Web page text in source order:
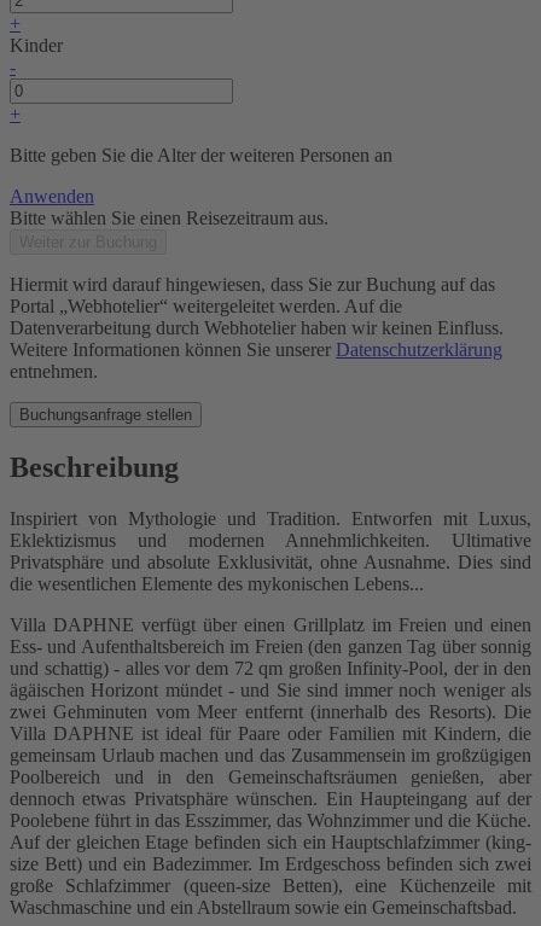
+
Kinder
-
+
Bitte geben Sie die Alter der weiteren Personen an
Anwenden
Bitte wählen Sie einen Reisezeitraum aus.
Hiermit wird darauf hingewiesen, dass Sie zur Buchung auf das
Portal „Webhotelier“ weitergeleitet werden. Auf die
Datenverarbeitung durch Webhotelier haben wir keinen Einfluss.
Weitere Informationen können Sie unserer Datenschutzerklärung
entnehmen.
Buchungsanfrage stellen
Beschreibung
Inspiriert von Mythologie und Tradition. Entworfen mit Luxus,
Eklektizismus und modernen Annehmlichkeiten. Ultimative
Privatsphäre und absolute Exklusivität, ohne Ausnahme. Dies sind
die wesentlichen Elemente des mykonischen Lebens...
Villa DAPHNE verfügt über einen Grillplatz im Freien und einen
Ess- und Aufenthaltsbereich im Freien (den ganzen Tag über sonnig
und schattig) - alles vor dem 72 qm großen Infinity-Pool, der in den
ägäischen Horizont mündet - und Sie sind immer noch weniger als
zwei Gehminuten vom Meer entfernt (innerhalb des Resorts). Die
Villa DAPHNE ist ideal für Paare oder Familien mit Kindern, die
gemeinsam Urlaub machen und das Zusammensein im großzügigen
Poolbereich und in den Gemeinschaftsräumen genießen, aber
dennoch etwas Privatsphäre wünschen. Ein Haupteingang auf der
Poolebene führt in das Esszimmer, das Wohnzimmer und die Küche.
Auf der gleichen Etage befinden sich ein Hauptschlafzimmer (king-
size Bett) und ein Badezimmer. Im Erdgeschoss befinden sich zwei
große Schlafzimmer (queen-size Betten), eine Küchenzeile mit
Waschmaschine und ein Abstellraum sowie ein Gemeinschaftsbad.